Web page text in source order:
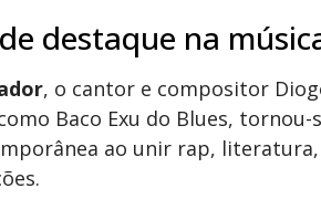
destaque na
, o cantor e compositor
Baco Exu do Blues,
ao unir rap,